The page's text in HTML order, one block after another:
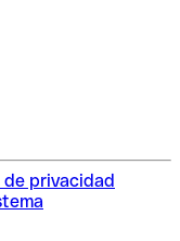
de privacidad